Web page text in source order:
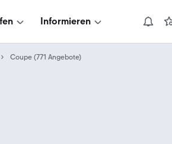
Informieren
Coupe (771 Angebote)